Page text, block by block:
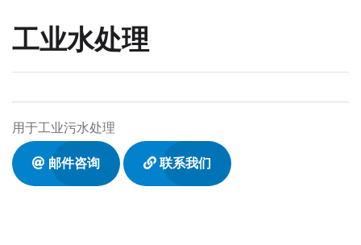
工业水处理
用于工业污水处理
邮件咨询 联系我们